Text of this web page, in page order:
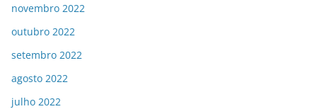
novembro 2022
outubro 2022
setembro 2022
agosto 2022
julho 2022